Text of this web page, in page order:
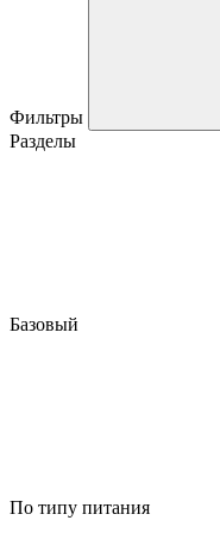
Фильтры
Разделы
Базовый
По типу питания